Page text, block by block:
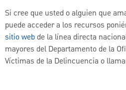
Si cree que usted o alguien que
puede acceder a los recursos
sitio web de la línea directa
mayores del Departamento de la
Víctimas de la Delincuencia o